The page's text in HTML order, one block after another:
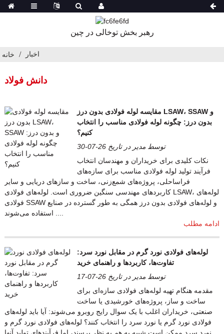
رهبر بخش توخالی در چین
خانه اخبار
دانش فولاد
مقایسه لوله فولادی بدون درز LSAW، SSAW و
بدون درز: چگونه لوله فولادی مناسب را انتخاب
کنیم؟
توسط مدیر در تاریخ 26-07-30
نکات کلیدی برای خریداران و مهندسان انتخاب
فرآیند تولید لوله فولادی مناسب برای سازه‌های
فراساحلی، پروژه‌های شمع‌زنی، ساخت و سازهای دریایی و سایر
کاربردهای مهندسی سنگین ضروری است. لوله‌های فولادی LSAW، لوله‌های
فولادی SSAW و لوله‌های فولادی بدون درز همگی به طور گسترده در صنایع
... استفاده می‌شوند.
ادامه مطلب
لوله‌های فولادی نورد گرم در مقابل نورد سرد:
تفاوت‌ها، کاربردها و راهنمای خرید
توسط مدیر در تاریخ 26-07-17
مقدمه هنگام تهیه لوله‌های فولادی سازه‌ای برای
ساخت و ساز، پروژه‌های خورشیدی یا ساخت
صنعتی، خریداران اغلب با یک سوال رایج روبرو می‌شوند: آیا باید لوله‌های
فولادی نورد گرم یا نورد سرد را انتخاب کنند؟ لوله‌های فولادی نورد گرم و